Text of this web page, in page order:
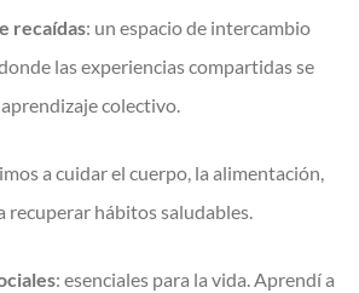
recaídas: un espacio de intercambio
las experiencias compartidas se
colectivo.
a cuidar el cuerpo, la alimentación,
recuperar hábitos saludables.
: esenciales para la vida. Aprendí a